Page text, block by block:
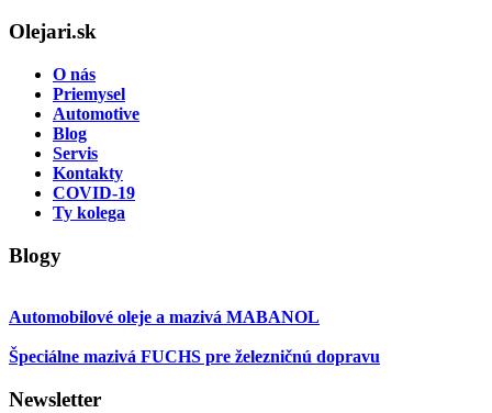
Olejari.sk
O nás
Priemysel
Automotive
Blog
Servis
Kontakty
COVID-19
Ty kolega
Blogy
Automobilové oleje a mazivá MABANOL
Špeciálne mazivá FUCHS pre železničnú dopravu
Newsletter